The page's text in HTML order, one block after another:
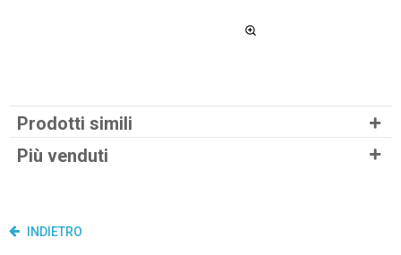
Prodotti simili
Più venduti
INDIETRO